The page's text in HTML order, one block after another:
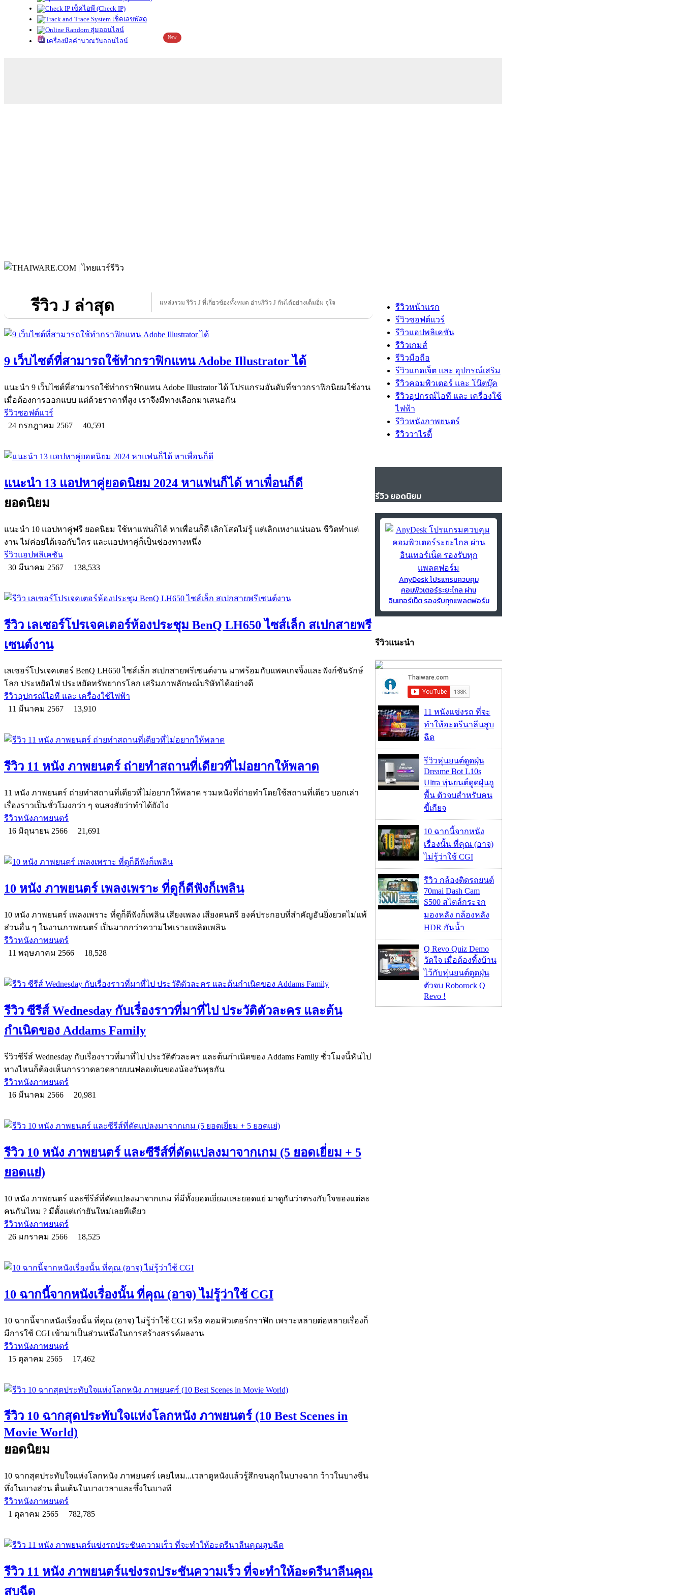
เช็คไอพี (Check IP)
เช็คเลขพัสดุ
สุ่มออนไลน์
เครื่องมือคำนวณวันออนไลน์
New
รีวิว J ล่าสุด แหล่งรวม รีวิว J ที่เกี่ยวข้องทั้งหมด อ่านรีวิว J กันได้อย่างเต็มอิ่ม จุใจ
9 เว็บไซต์ที่สามารถใช้ทำกราฟิกแทน Adobe Illustrator ได้
แนะนำ 9 เว็บไซต์ที่สามารถใช้ทำกราฟิกแทน Adobe Illustrator ได้ โปรแกรมอันดับที่ชาวกราฟิกนิยมใช้งาน
เมื่อต้องการออกแบบ แต่ด้วยราคาที่สูง เราจึงมีทางเลือกมาเสนอกัน
รีวิวซอฟต์แวร์
24 กรกฎาคม 2567
40,591
แนะนำ 13 แอปหาคู่ยอดนิยม 2024 หาแฟนก็ได้ หาเพื่อนก็ดี
ยอดนิยม
แนะนำ 10 แอปหาคู่ฟรี ยอดนิยม ใช้หาแฟนก็ได้ หาเพื่อนก็ดี เลิกโสดไม่รู้ แต่เลิกเหงาแน่นอน ชีวิตทำแต่
งาน ไม่ค่อยได้เจอกับใคร และแอปหาคู่ก็เป็นช่องทางหนึ่ง
รีวิวแอปพลิเคชัน
30 มีนาคม 2567
138,533
รีวิว เลเซอร์โปรเจคเตอร์ห้องประชุม BenQ LH650 ไซส์เล็ก สเปกสายพรี
เซนต์งาน
เลเซอร์โปรเจคเตอร์ BenQ LH650 ไซส์เล็ก สเปกสายพรีเซนต์งาน มาพร้อมกับแพคเกจจิ้งและฟังก์ชันรักษ์
โลก ประหยัดไฟ ประหยัดทรัพยากรโลก เสริมภาพลักษณ์บริษัทได้อย่างดี
รีวิวอุปกรณ์ไอที และ เครื่องใช้ไฟฟ้า
11 มีนาคม 2567
13,910
รีวิว 11 หนัง ภาพยนตร์ ถ่ายทำสถานที่เดียวที่ไม่อยากให้พลาด
11 หนัง ภาพยนตร์ ถ่ายทำสถานที่เดียวที่ไม่อยากให้พลาด รวมหนังที่ถ่ายทำโดยใช้สถานที่เดียว บอกเล่า
เรื่องราวเป็นชั่วโมงกว่า ๆ จนสงสัยว่าทำได้ยังไง
รีวิวหนังภาพยนตร์
16 มิถุนายน 2566
21,691
10 หนัง ภาพยนตร์ เพลงเพราะ ที่ดูก็ดีฟังก็เพลิน
10 หนัง ภาพยนตร์ เพลงเพราะ ที่ดูก็ดีฟังก็เพลิน เสียงเพลง เสียงดนตรี องค์ประกอบที่สำคัญอันยิ่งยวดไม่แพ้
ส่วนอื่น ๆ ในงานภาพยนตร์ เป็นมากกว่าความไพเราะเพลิดเพลิน
รีวิวหนังภาพยนตร์
11 พฤษภาคม 2566
18,528
รีวิว ซีรีส์ Wednesday กับเรื่องราวที่มาที่ไป ประวัติตัวละคร และต้น
กำเนิดของ Addams Family
รีวิวซีรีส์ Wednesday กับเรื่องราวที่มาที่ไป ประวัติตัวละคร และต้นกำเนิดของ Addams Family ชั่วโมงนี้หันไป
ทางไหนก็ต้องเห็นการวาดลวดลายบนฟลอเต้นของน้องวันพุธกัน
รีวิวหนังภาพยนตร์
16 มีนาคม 2566
20,981
รีวิว 10 หนัง ภาพยนตร์ และซีรีส์ที่ดัดแปลงมาจากเกม (5 ยอดเยี่ยม + 5
ยอดแย่)
10 หนัง ภาพยนตร์ และซีรีส์ที่ดัดแปลงมาจากเกม ที่มีทั้งยอดเยี่ยมและยอดแย่ มาดูกันว่าตรงกับใจของแต่ละ
คนกันไหม ? มีตั้งแต่เก่ายันใหม่เลยทีเดียว
รีวิวหนังภาพยนตร์
26 มกราคม 2566
18,525
10 ฉากนี้จากหนังเรื่องนั้น ที่คุณ (อาจ) ไม่รู้ว่าใช้ CGI
10 ฉากนี้จากหนังเรื่องนั้น ที่คุณ (อาจ) ไม่รู้ว่าใช้ CGI หรือ คอมพิวเตอร์กราฟิก เพราะหลายต่อหลายเรื่องก็
มีการใช้ CGI เข้ามาเป็นส่วนหนึ่งในการสร้างสรรค์ผลงาน
รีวิวหนังภาพยนตร์
15 ตุลาคม 2565
17,462
รีวิว 10 ฉากสุดประทับใจแห่งโลกหนัง ภาพยนตร์ (10 Best Scenes in
Movie World)
ยอดนิยม
10 ฉากสุดประทับใจแห่งโลกหนัง ภาพยนตร์ เคยไหม...เวลาดูหนังแล้วรู้สึกขนลุกในบางฉาก ว้าวในบางซีน
ทึ่งในบางส่วน ตื่นเต้นในบางเวลาและซึ้งในบางที
รีวิวหนังภาพยนตร์
1 ตุลาคม 2565
782,785
รีวิว 11 หนัง ภาพยนตร์แข่งรถประชันความเร็ว ที่จะทำให้อะดรีนาลีนคุณ
สูบฉีด
รีวิวหน้าแรก
รีวิวซอฟต์แวร์
รีวิวแอปพลิเคชัน
รีวิวเกมส์
รีวิวมือถือ
รีวิวแกดเจ็ต และ อุปกรณ์เสริม
รีวิวคอมพิวเตอร์ และ โน๊ตบุ๊ค
รีวิวอุปกรณ์ไอที และ เครื่องใช้
ไฟฟ้า
รีวิวหนังภาพยนตร์
รีวิววาไรตี้
รีวิว ยอดนิยม
AnyDesk โปรแกรมควบคุม
คอมพิวเตอร์ระยะไกล ผ่าน
อินเทอร์เน็ต รองรับทุกแพลตฟอร์ม
รีวิวแนะนำ
11 หนังแข่งรถ ที่จะ
ทำให้อะดรีนาลีนสูบ
ฉีด
รีวิวหุ่นยนต์ดูดฝุ่น
Dreame Bot L10s
Ultra หุ่นยนต์ดูดฝุ่นถู
พื้น ตัวจบสำหรับคน
ขี้เกียจ
10 ฉากนี้จากหนัง
เรื่องนั้น ที่คุณ (อาจ)
ไม่รู้ว่าใช้ CGI
รีวิว กล้องติดรถยนต์
70mai Dash Cam
S500 สไตล์กระจก
มองหลัง กล้องหลัง
HDR กันน้ำ
Q Revo Quiz Demo
วัดใจ เมื่อต้องทิ้งบ้าน
ไว้กับหุ่นยนต์ดูดฝุ่น
ตัวจบ Roborock Q
Revo !